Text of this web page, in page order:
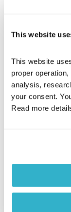
This website
This website
proper
analysis,
your consent.
Read more
עם מוזיקה